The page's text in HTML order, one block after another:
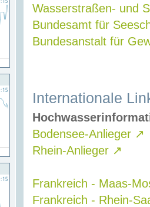
Wasserstraßen- und
Bundesamt für
Bundesanstalt für
Internationale
Bodensee-Anlieger ↗
Rhein-Anlieger ↗
Frankreich - Maas-
Frankreich - Rhein-